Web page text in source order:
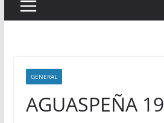
GENERAL
AGUASPEÑA 19